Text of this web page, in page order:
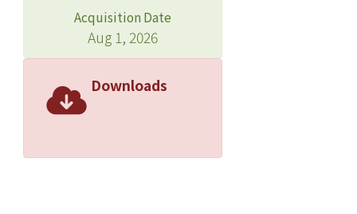
Acquisition Date
Aug 1, 2026
Downloads